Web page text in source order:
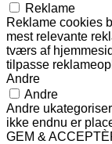
Reklame
Reklame cookies
mest relevante
tværs af
tilpasse
Andre
Andre
Andre
ikke endnu er
GEM &